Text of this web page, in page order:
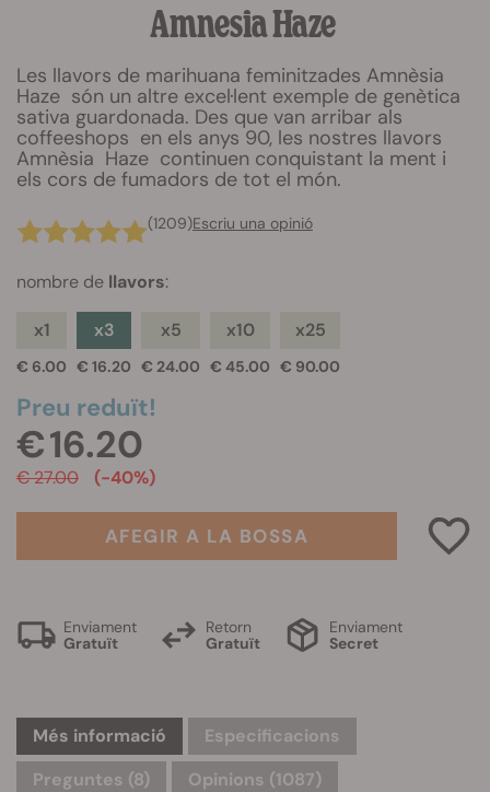
Amnesia Haze
Les llavors de marihuana feminitzades Amnèsia
Haze són un altre excel·lent exemple de genètica
sativa guardonada. Des que van arribar als
coffeeshops en els anys 90, les nostres llavors
Amnèsia Haze continuen conquistant la ment i
els cors de fumadors de tot el món.
(1209)Escriu una opinió
nombre de llavors:
x1
€ 6.00
x3
€ 16.20
x5
€ 24.00
x10
€ 45.00
x25
€ 90.00
Preu reduït!
€ 16.20
€ 27.00 (-40%)
AFEGIR A LA BOSSA
Enviament
Gratuït
Retorn
Gratuït
Enviament
Secret
Més informació
Especificacions
Preguntes (8)
Opinions (1087)